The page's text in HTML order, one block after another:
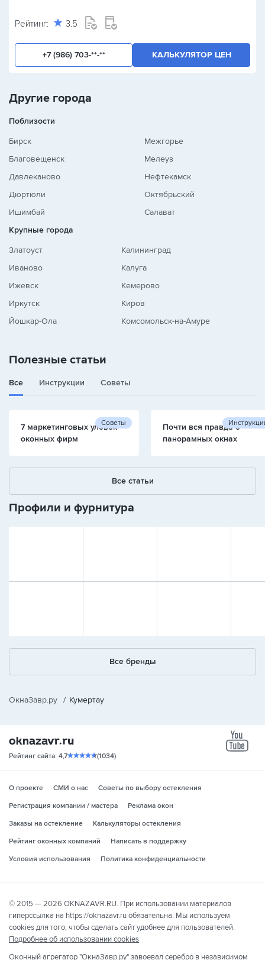
Рейтинг: 3.5
+7 (986) 703-**-** КАЛЬКУЛЯТОР ЦЕН
Другие города
Поблизости
Бирск
Благовещенск
Давлеканово
Дюртюли
Ишимбай
Межгорье
Мелеуз
Нефтекамск
Октябрьский
Салават
Крупные города
Златоуст
Иваново
Ижевск
Иркутск
Йошкар-Ола
Калининград
Калуга
Кемерово
Киров
Комсомольск-на-Амуре
Полезные статьи
Все Инструкции Советы
Советы
7 маркетинговых уловок
оконных фирм
Почти вся правда о
панорамных окнах
Все статьи
Профили и фурнитура
Все бренды
ОкнаЗавр.ру / Кумертау
Рейтинг сайта: 4,7 (1034)
О проекте СМИ о нас
Советы по выбору остекления
Регистрация компании / мастера
Реклама окон
Заказы на остекление
Калькуляторы остекления
Рейтинг оконных компаний
Написать в поддержку
Условия использования
Политика конфиденциальности
© 2015 — 2026 OKNAZAVR.RU. При использовании материалов
гиперссылка на https://oknazavr.ru обязательна. Мы используем
cookies для того, чтобы сделать сайт удобнее для пользователей.
Подробнее об использовании cookies
Оконный агрегатор "ОкнаЗавр.ру" завоевал серебро в независимом